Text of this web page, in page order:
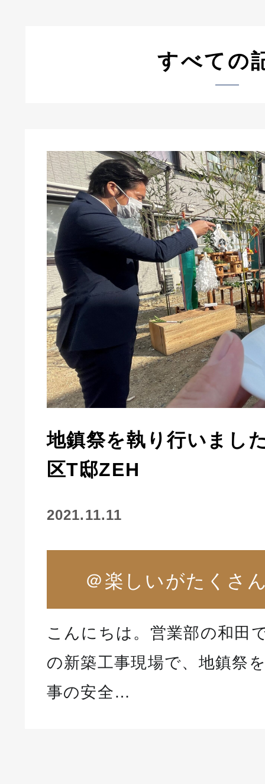
すべての
地鎮祭を執り行いまし
区T邸ZEH
2021.11.11
＠楽しいがたくさ
こんにちは。営業部の和田
の新築工事現場で、地鎮祭
事の安全…